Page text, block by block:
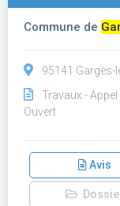
Commune de
95141 Garges-
Travaux -
Ouvert
Avis